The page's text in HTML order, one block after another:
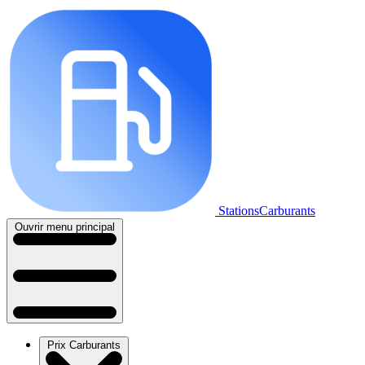
StationsCarburants
Ouvrir menu principal
Prix Carburants